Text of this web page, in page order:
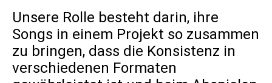
Unsere Rolle besteht darin, ihre
Songs in einem Projekt so zusammen
zu bringen, dass die Konsistenz in
verschiedenen Formaten